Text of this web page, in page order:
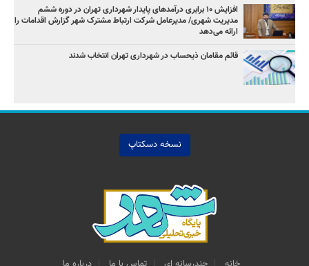
افزایش ۱۰ برابری درآمدهای پایدار شهرداری تهران در دوره ششم
مدیریت شهری/ مدیرعامل شرکت ارتباط مشترک شهر گزارش اقدامات را
ارائه می‌دهد
قائم مقامان ذیحساب در شهرداری تهران انتخاب شدند
نسخه دسکتاپ